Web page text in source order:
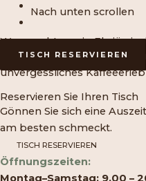
TISCH RESERVIEREN
Nach unten scrollen
Was macht uns in Eksjö
Wir verbinden Tradition mit
unvergessliches
Reservieren Sie Ihren Tisch
Gönnen Sie sich eine
am besten schmeckt.
TISCH RESERVIEREN
Öffnungszeiten:
Montag–Samstag: 9.00 –